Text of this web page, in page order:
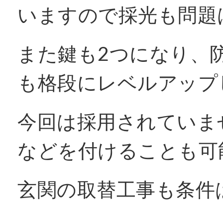
いますので採光も問
また鍵も2つになり、
も格段にレベルアッ
今回は採用されてい
などを付けることも
玄関の取替工事も条